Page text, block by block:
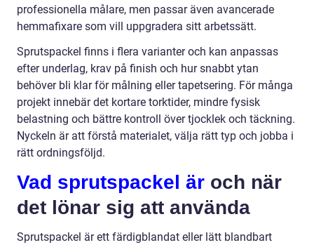
professionella målare, men passar även avancerade
hemmafixare som vill uppgradera sitt arbetssätt.
Sprutspackel finns i flera varianter och kan anpassas
efter underlag, krav på finish och hur snabbt ytan
behöver bli klar för målning eller tapetsering. För många
projekt innebär det kortare torktider, mindre fysisk
belastning och bättre kontroll över tjocklek och täckning.
Nyckeln är att förstå materialet, välja rätt typ och jobba i
rätt ordningsföljd.
Vad sprutspackel är och när
det lönar sig att använda
Sprutspackel är ett färdigblandat eller lätt blandbart